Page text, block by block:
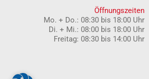
Öffnungszeiten
Mo. + Do.: 08:30 bis 18:00 Uhr
Di. + Mi.: 08:00 bis 18:00 Uhr
Freitag: 08:30 bis 14:00 Uhr